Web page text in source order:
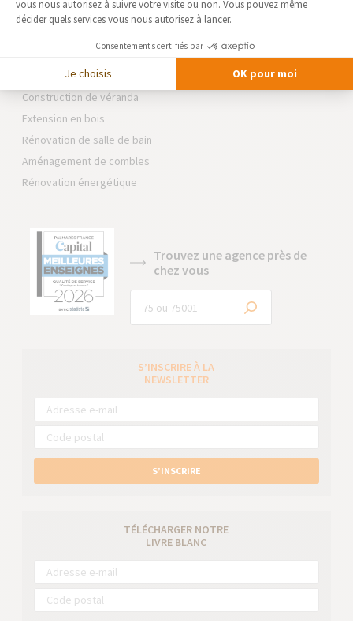
secondaire
Surélévation de maison
Construction de véranda
Extension en bois
Rénovation de salle de bain
Aménagement de combles
Rénovation énergétique
Trouvez une agence près de
chez vous
S’INSCRIRE À LA
NEWSLETTER
S’INSCRIRE
TÉLÉCHARGER NOTRE
LIVRE BLANC
vous nous autorisez à suivre votre visite ou non. Vous pouvez même
décider quels services vous nous autorisez à lancer.
Consentements certifiés par
Je choisis OK pour moi